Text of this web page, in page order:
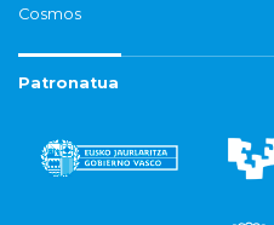
Cosmos
Patronatua